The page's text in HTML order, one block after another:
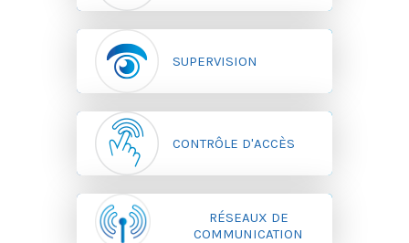
SUPERVISION
CONTRÔLE D'ACCÈS
RÉSEAUX DE
COMMUNICATION